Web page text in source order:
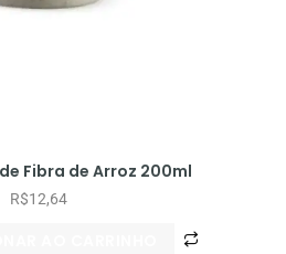
Fibra de Arroz 200ml
R$12,64